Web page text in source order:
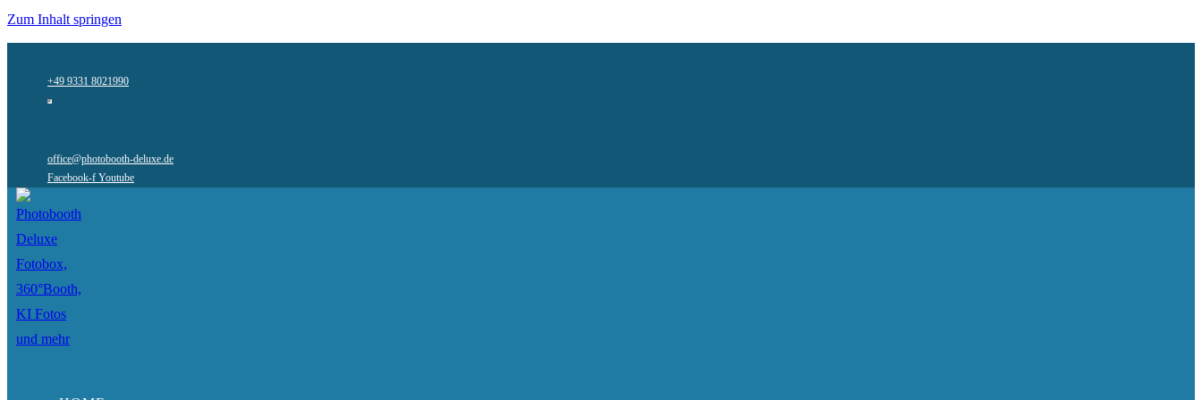
Zum Inhalt springen
+49 9331 8021990
office@photobooth-deluxe.de
Facebook-f Youtube